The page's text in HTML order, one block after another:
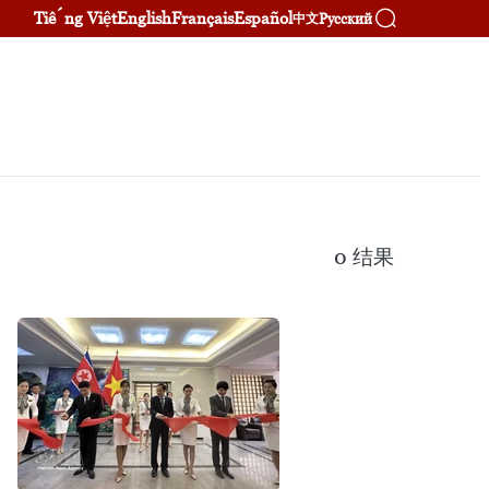
Tiếng ViệtEnglishFrançaisEspañol中文Русский
0 结果